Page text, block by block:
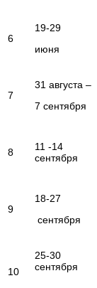
6
19-29
июня
7
31 августа –
7 сентября
8
11 -14
сентября
9
18-27
сентября
10
25-30
сентября